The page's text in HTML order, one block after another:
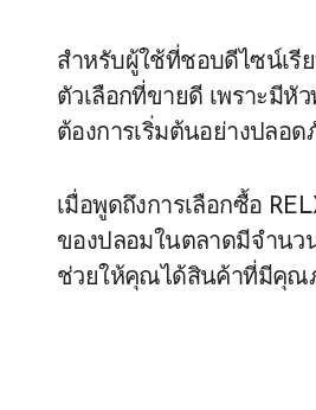
สำหรับผู้ใช้ที่ชอบดีไซน์เรี
ตัวเลือกที่ขายดี เพราะมีหั
ต้องการเริ่มต้นอย่างปลอ
เมื่อพูดถึงการเลือกซื้อ
ของปลอมในตลาดมีจำนว
ช่วยให้คุณได้สินค้าที่มีคุณภ